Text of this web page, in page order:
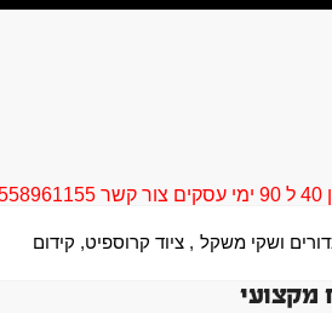
ושקי משקל ,ציוד קרוספיט, קידום